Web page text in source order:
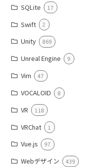
SQLite 17
Swift 2
Unity 869
Unreal Engine 9
Vim 47
VOCALOID 8
VR 118
VRChat 1
Vue.js 97
Webデザイン 439